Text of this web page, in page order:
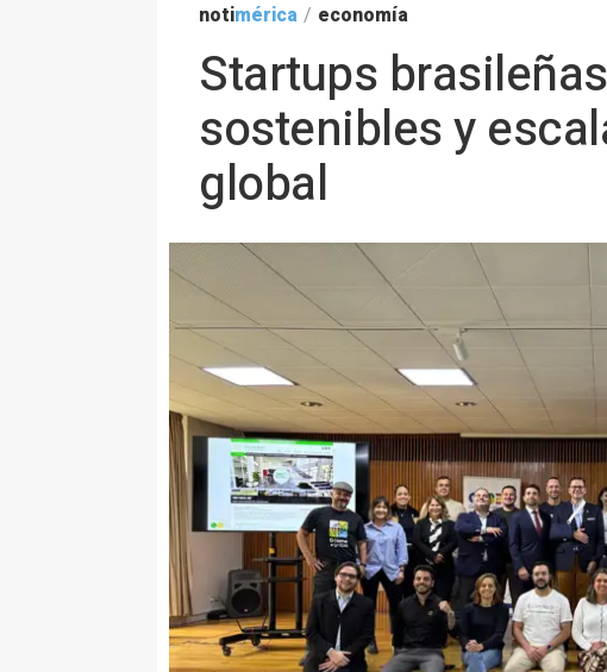
notimérica / economía
Startups
sostenibles y
global